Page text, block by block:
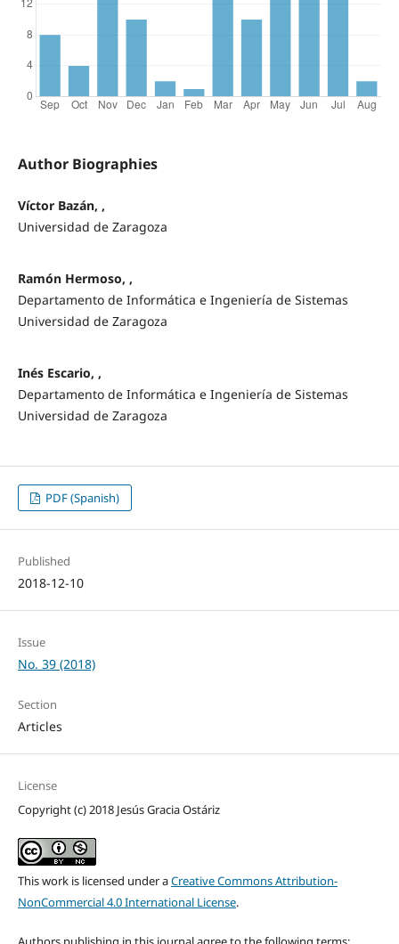
Author Biographies
Víctor Bazán, ,
Universidad de Zaragoza
Ramón Hermoso, ,
Departamento de Informática e Ingeniería de Sistemas
Universidad de Zaragoza
Inés Escario, ,
Departamento de Informática e Ingeniería de Sistemas
Universidad de Zaragoza
PDF (Spanish)
Published
2018-12-10
Issue
No. 39 (2018)
Section
Articles
License
Copyright (c) 2018 Jesús Gracia Ostáriz
This work is licensed under aCreative Commons Attribution-
NonCommercial 4.0 International License.